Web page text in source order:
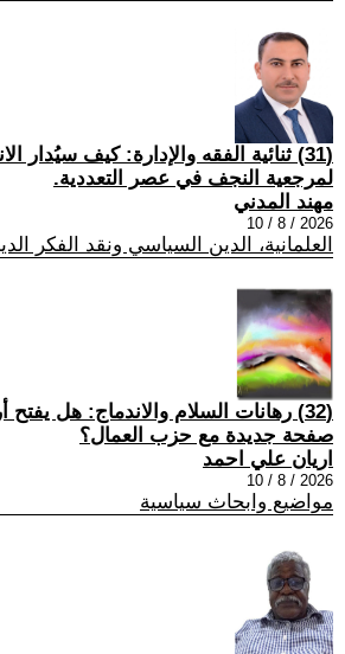
(31) ثنائية الفقه والإدارة: كيف سيُدار
لمرجعية النجف في عصر التعددية.
مهند المدني
2026 / 8 / 10
العلمانية، الدين السياسي ونقد الفكر
(32) رهانات السلام والاندماج: هل يفتح
صفحة جديدة مع حزب العمال؟
اريان علي احمد
2026 / 8 / 10
مواضيع وابحاث سياسية